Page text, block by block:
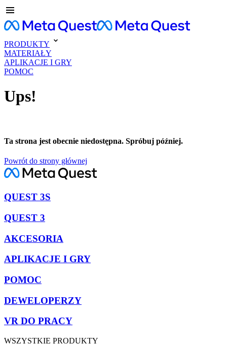
PRODUKTY
MATERIAŁY
APLIKACJE I GRY
POMOC
Ups!
Ta strona jest obecnie niedostępna. Spróbuj później.
Powrót do strony głównej
QUEST 3S
QUEST 3
AKCESORIA
APLIKACJE I GRY
POMOC
DEWELOPERZY
VR DO PRACY
WSZYSTKIE PRODUKTY